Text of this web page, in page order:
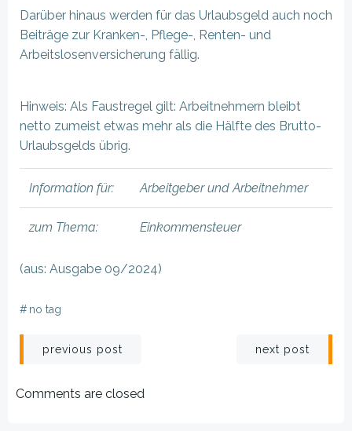
Darüber hinaus werden für das Urlaubsgeld auch noch
Beiträge zur Kranken-, Pflege-, Renten- und
Arbeitslosenversicherung fällig.
Hinweis: Als Faustregel gilt: Arbeitnehmern bleibt
netto zumeist etwas mehr als die Hälfte des Brutto-
Urlaubsgelds übrig.
Information für: Arbeitgeber und Arbeitnehmer
zum Thema: Einkommensteuer
(aus: Ausgabe 09/2024)
# no tag
Beitragsnavigation
previous post next post
Comments are closed